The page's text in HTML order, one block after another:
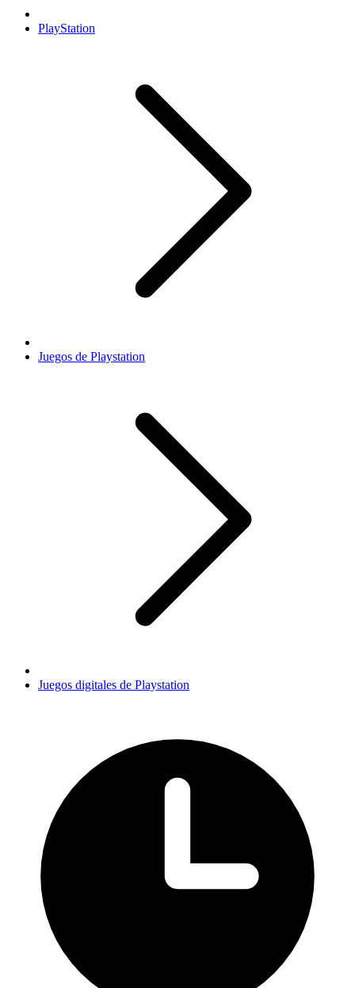
PlayStation
Juegos de Playstation
Juegos digitales de Playstation